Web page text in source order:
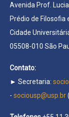
Avenida Prof.
Prédio de Filosofia
Cidade
05508-010 São
Contato:
► Secretaria:
- sociousp@usp.br